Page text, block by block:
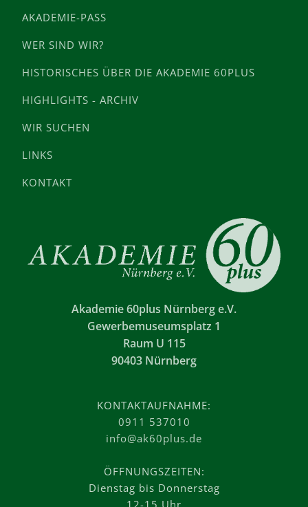
AKADEMIE-PASS
WER SIND WIR?
HISTORISCHES ÜBER DIE AKADEMIE 60PLUS
HIGHLIGHTS - ARCHIV
WIR SUCHEN
LINKS
KONTAKT
Akademie 60plus Nürnberg e.V.
Gewerbemuseumsplatz 1
Raum U 115
90403 Nürnberg
KONTAKTAUFNAHME:
0911 537010
info@ak60plus.de
ÖFFNUNGSZEITEN:
Dienstag bis Donnerstag